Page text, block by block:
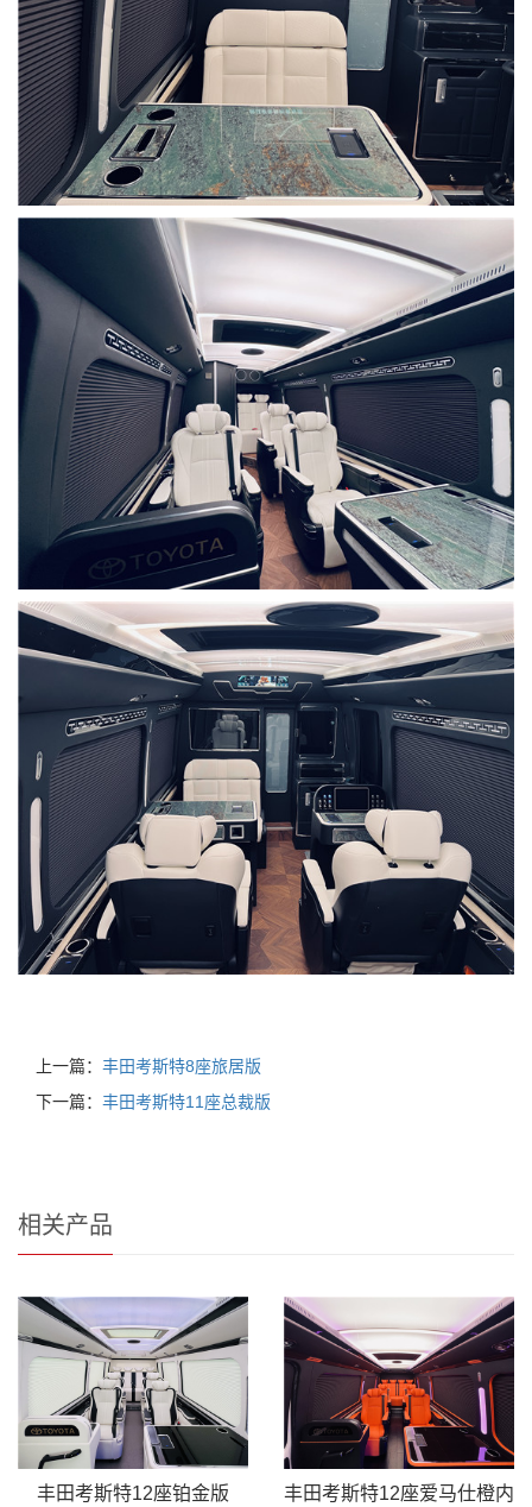
上一篇： 丰田考斯特8座旅居版
下一篇： 丰田考斯特11座总裁版
相关产品
丰田考斯特12座铂金版
丰田考斯特12座爱马仕橙内